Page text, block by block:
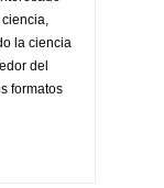
la ciencia
del
formatos